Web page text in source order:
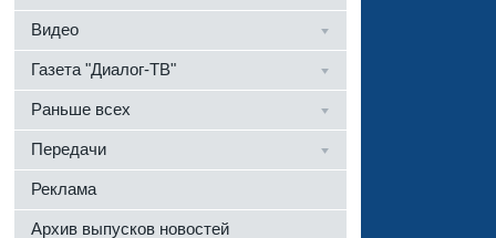
Видео
Газета "Диалог-ТВ"
Раньше всех
Передачи
Реклама
Архив выпусков новостей